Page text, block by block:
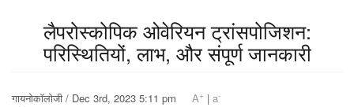
लैपरोस्कोपिक ओवेरियन ट्रांसपोजिशन:
परिस्थितियों, लाभ, और संपूर्ण जानकारी
गायनोकॉलोजी / Dec 3rd, 2023 5:11 pm A+ | a-